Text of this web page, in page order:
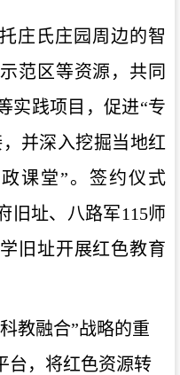
庄氏庄园周边的智
范区等资源，共同
实践项目，促进“专
并深入挖掘当地红
课堂”。签约仪式
旧址、八路军115师
旧址开展红色教育
教融合”战略的重
台，将红色资源转